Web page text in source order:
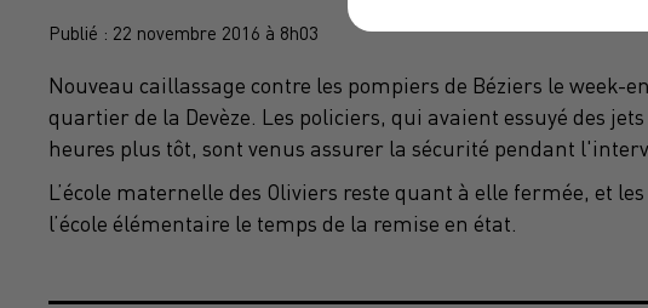
Publié : 22 novembre 2016 à 8h03
Nouveau caillassage contre les pompiers de Béziers le week-
quartier de la Devèze. Les policiers, qui avaient essuyé des
heures plus tôt, sont venus assurer la sécurité pendant
L’école maternelle des Oliviers reste quant à elle fermée, et
l’école élémentaire le temps de la remise en état.